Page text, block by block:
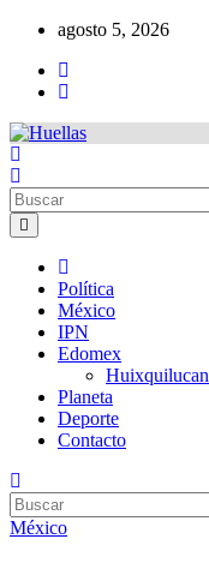
contenido
agosto 5, 2026
Política
México
IPN
Edomex
Huixquilucan
Planeta
Deporte
Contacto
México